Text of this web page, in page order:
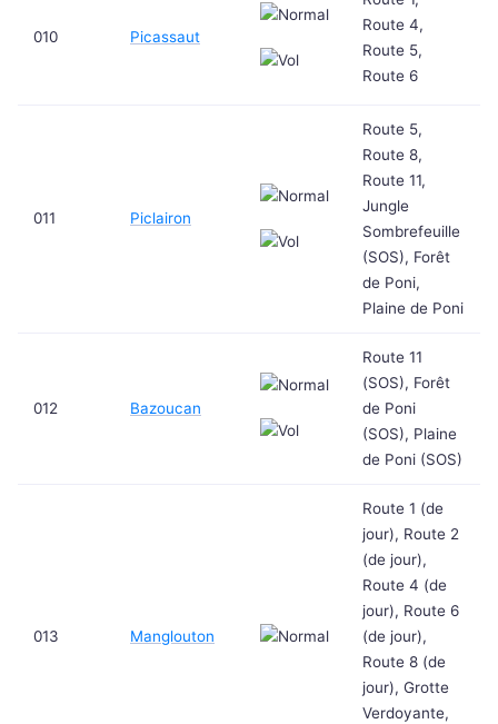
010 Picassaut
Route 4,
Route 5,
Route 6
011 Piclairon
Route 5,
Route 8,
Route 11,
Jungle
Sombrefeuille
(SOS), Forêt
de Poni,
Plaine de Poni
012 Bazoucan
Route 11
(SOS), Forêt
de Poni
(SOS), Plaine
de Poni (SOS)
013 Manglouton
Route 1 (de
jour), Route 2
(de jour),
Route 4 (de
jour), Route 6
(de jour),
Route 8 (de
jour), Grotte
Verdoyante,